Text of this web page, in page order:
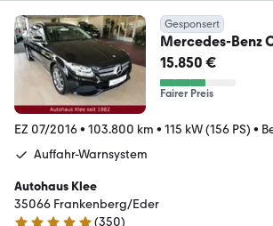
Gesponsert
Mercedes-Benz
Avantgarde
15.850 €
Fairer Preis
EZ 07/2016• 103.800 km • 115 kW (156 PS) •
Auffahr-Warnsystem
Autohaus Klee
35066 Frankenberg/Eder
(350)